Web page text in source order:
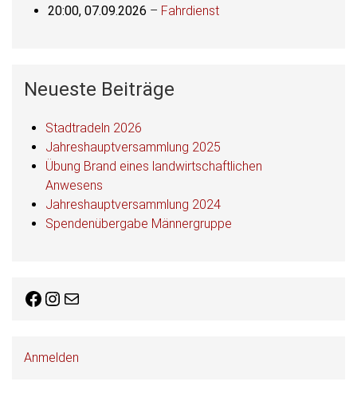
20:00, 07.09.2026 – Fahrdienst
Neueste Beiträge
Stadtradeln 2026
Jahreshauptversammlung 2025
Übung Brand eines landwirtschaftlichen
Anwesens
Jahreshauptversammlung 2024
Spendenübergabe Männergruppe
Facebook
Instagram
E-Mail
Anmelden